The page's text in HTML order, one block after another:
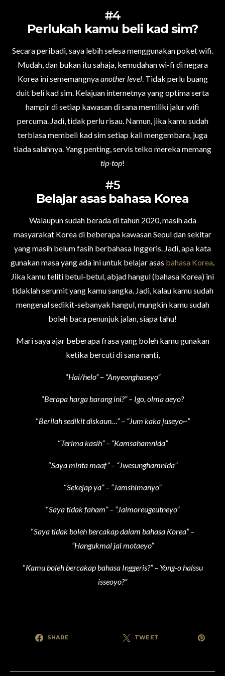
#4
Perlukah kamu beli kad sim?
Secara peribadi, saya lebih selesa menggunakan poket wifi.
Mudah, dan bukan itu sahaja, kemudahan wi-fi di negara
Korea ini sememangnyaanother level. Tidak perlu buang
duit beli kad sim. Kelajuan internetnya yang optima serta
hampir di setiap kawasan di sana memiliki jalur wifi
percuma. Jadi, tidak perlu risau. Namun, jika kamu sudah
terbiasa membeli kad sim setiap kali mengembara, juga
tiada salahnya. Yang penting, servis telko mereka memang
tip-top!
#5
Belajar asas bahasa Korea
Walaupun sudah berada di tahun 2020, masih ada
masyarakat Korea di beberapa kawasan Seoul dan sekitar
yang masih belum fasih berbahasa Inggeris. Jadi, apa kata
gunakan masa yang ada ini untuk belajar asas bahasa Korea.
Jika kamu teliti betul-betul,abjadhangul (bahasa Korea) ini
tidaklah serumit yang kamu sangka. Jadi, kalau kamu sudah
mengenal sedikit-sebanyak hangul, mungkin kamu sudah
boleh baca penunjuk jalan, siapa tahu!
Mari saya ajar beberapa frasa yang boleh kamu gunakan
ketika bercuti di sana nanti,
“Hai/helo” – “Anyeonghaseyo”
“Berapa harga barang ini?” – Igo, olma aeyo?
“Berilah sedikit diskaun…” – “Jum kaka juseyo~”
“Terima kasih” – “Kamsahamnida”
“Saya minta maaf” – “Jwesunghamnida”
“Sekejap ya” – “Jamshimanyo”
“Saya tidak faham” – “Jalmoreugeutneyo”
“Saya tidak boleh bercakap dalam bahasa Korea” –
“Hangukmal jal motaeyo”
“Kamu boleh bercakap bahasa Inggeris?” – Yong-o halssu
isseoyo?”
SHARE TWEET